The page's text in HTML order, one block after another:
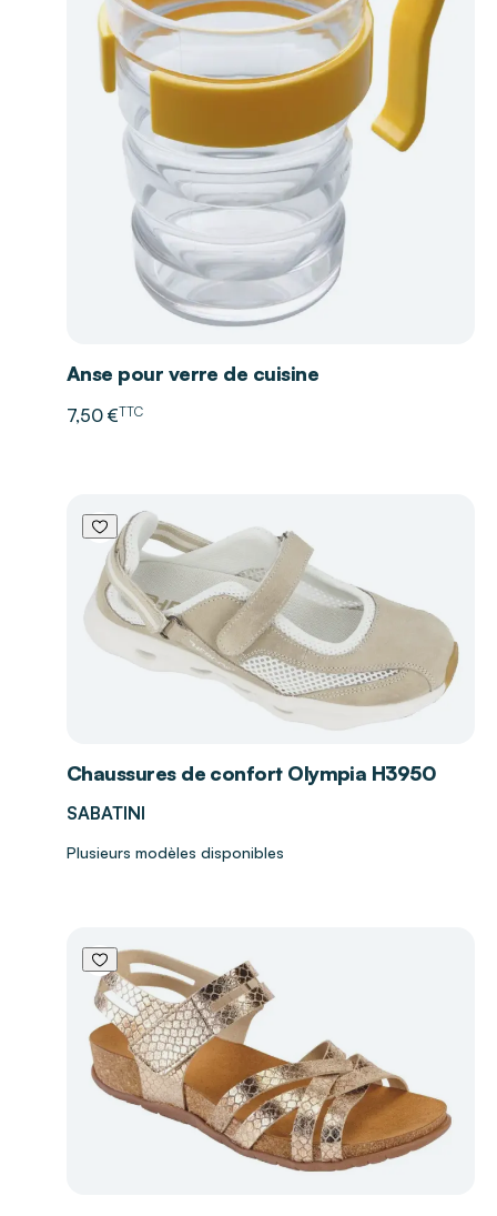
Anse pour verre de cuisine
7,50 €TTC
Chaussures de confort Olympia H3950
SABATINI
Plusieurs modèles disponibles